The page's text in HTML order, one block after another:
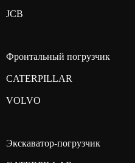
JCB
Фронтальный погрузчик
CATERPILLAR
VOLVO
Экскаватор-погрузчик